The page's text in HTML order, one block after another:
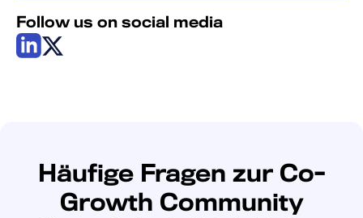
Follow us on social media
Häufige Fragen zur Co-
Growth Community